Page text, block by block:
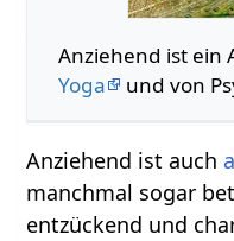
Yoga
und von
Anziehend ist auch
manchmal sogar
entzückend und